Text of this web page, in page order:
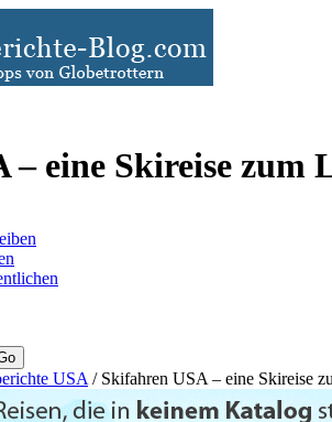
– eine Skireise zum
USA/ Skifahren USA – eine Skireise